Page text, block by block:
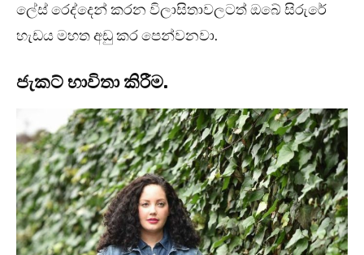
ලේස් රෙද්දෙන් කරන විලාසිතාවලටත් ඔබේ සිරුරේ
හැඩය මහත අඩු කර පෙන්වනවා.
ජැකට් භාවිතා කිරීම.